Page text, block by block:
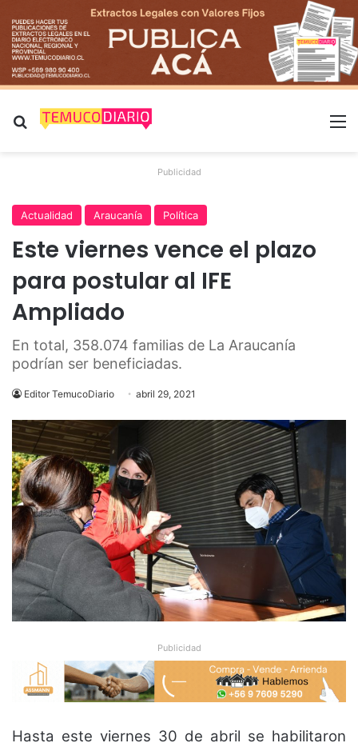
Buscar por
Publicidad
Actualidad Araucanía Política
Este viernes vence el plazo
para postular al IFE
Ampliado
En total, 358.074 familias de La Araucanía
podrían ser beneficiadas.
Editor TemucoDiario abril 29, 2021
Publicidad
Hasta este viernes 30 de abril se habilitaron